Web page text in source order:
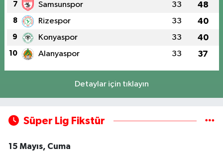
7 Samsunspor 33 48
8 Rizespor 33 40
9 Konyaspor 33 40
10 Alanyaspor 33 37
Detaylar için tıklayın
Süper Lig Fikstür
15 Mayıs, Cuma